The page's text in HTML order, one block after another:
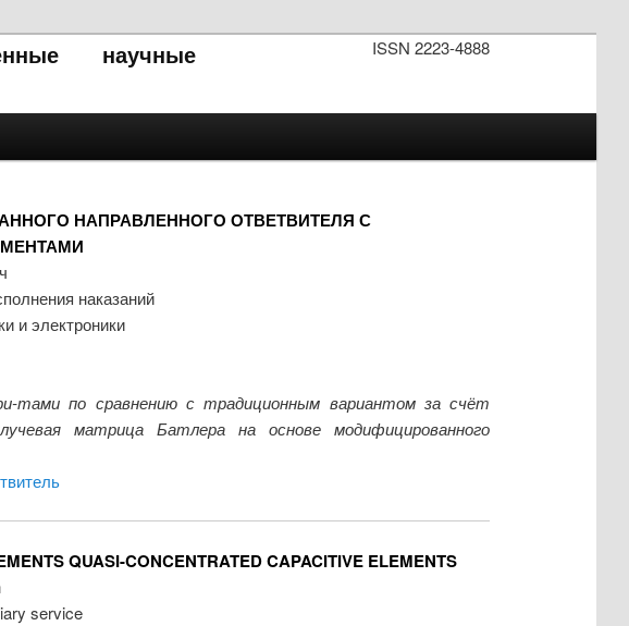
ISSN 2223-4888
научные
НАПРАВЛЕННОГО ОТВЕТВИТЕЛЯ С
наказаний
и электроники
тами по сравнению с традиционным вариантом за счёт
матрица Батлера на основе модифицированного
QUASI-CONCENTRATED CAPACITIVE ELEMENTS
service